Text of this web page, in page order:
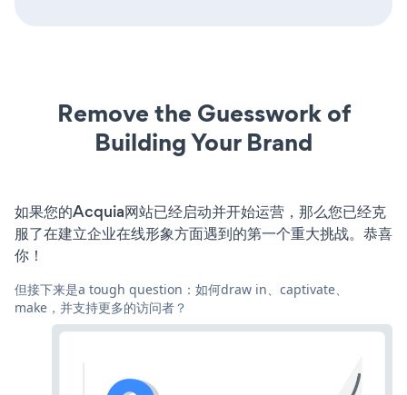
Remove the Guesswork of
Building Your Brand
如果您的Acquia网站已经启动并开始运营，那么您已经克
服了在建立企业在线形象方面遇到的第一个重大挑战。恭喜
你！
但接下来是a tough question：如何draw in、captivate、
make，并支持更多的访问者？